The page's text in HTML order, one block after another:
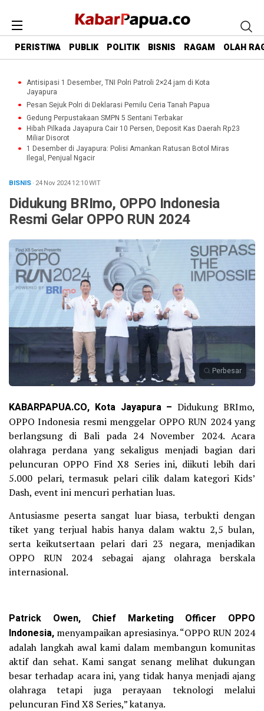
PERISTIWA PUBLIK POLITIK BISNIS RAGAM OLAH
Antisipasi 1 Desember, TNI Polri Patroli 2×24 jam di Kota
Jayapura
Pesan Sejuk Polri di Deklarasi Pemilu Ceria Tanah Papua
Gedung Perpustakaan SMPN 5 Sentani Terbakar
Hibah Pilkada Jayapura Cair 10 Persen, Deposit Kas Daerah Rp23
Miliar Disorot
1 Desember di Jayapura: Polisi Amankan Ratusan Botol Miras
Ilegal, Penjual Ngacir
BISNIS· 24 Nov 202412:10WIT
Didukung BRImo, OPPO Indonesia
Resmi Gelar OPPO RUN 2024
Perbesar
KABARPAPUA.CO, Kota Jayapura –Didukung BRImo,
OPPO Indonesia resmi menggelar OPPO RUN 2024 yang
berlangsung di Bali pada 24 November 2024. Acara
olahraga perdana yang sekaligus menjadi bagian dari
peluncuran OPPO Find X8 Series ini, diikuti lebih dari
5.000 pelari, termasuk pelari cilik dalam kategori Kids’
Dash, event ini mencuri perhatian luas.
Antusiasme peserta sangat luar biasa, terbukti dengan
tiket yang terjual habis hanya dalam waktu 2,5 bulan,
serta keikutsertaan pelari dari 23 negara, menjadikan
OPPO RUN 2024 sebagai ajang olahraga berskala
internasional.
Patrick Owen, Chief Marketing Officer OPPO
Indonesia, menyampaikan apresiasinya. “OPPO RUN 2024
adalah langkah awal kami dalam membangun komunitas
aktif dan sehat. Kami sangat senang melihat dukungan
besar terhadap acara ini, yang tidak hanya menjadi ajang
olahraga tetapi juga perayaan teknologi melalui
peluncuran Find X8 Series,” katanya.